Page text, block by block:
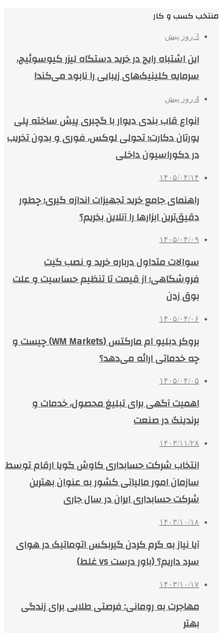
منتخب کسب و کار
3 روز پیش
این اشتباه رایج در خرید دستگاه لیزر کیوسوئیچ،
سرمایه کلینیک‌های زیبایی را نابود می‌کند!
4 روز پیش
انواع قاب بندی دیوار با گچبری پیش ساخته پلی
یورتان دکارت؛ تحولی لوکس، فوری و بدون تخریب
در دکوراسیون داخلی
۱۴۰۵/۰۴/۱۴
راهنمای جامع خرید تجهیزات اندازه گیری؛ چطور
دقیق‌ترین ابزارها را آنلاین بخریم؟
۱۴۰۵/۰۴/۰۹
سوالات متداول درباره خرید و نصب گیت
فروشگاهی؛ از قیمت تا تنظیم حساسیت و علت
بوق زدن
۱۴۰۵/۰۴/۰۶
بروکر دبلیو ام مارکتس (WM Markets) چیست و
چه خدماتی ارائه می‌دهد؟
۱۴۰۵/۰۴/۰۵
اهمیت آگهی برای تبلیغ محصول، خدمات و
برندینگ در صنعت
۱۴۰۳/۱۱/۲۸
انتخاب شرکت حسابداری کاوش گویا ارقام توسط
سازمان امور مالیاتی کشور به عنوان بهترین
شرکت حسابداری ایران در سال جاری
۱۴۰۳/۱۰/۱۸
آیا نیاز به گرم کردن گیربکس اتوماتیک در هوای
سرد داریم؟ (باور درست vs غلط)
۱۴۰۳/۱۰/۱۷
مهاجرت به رومانی: فرصتی طلایی برای زندگی
بهتر